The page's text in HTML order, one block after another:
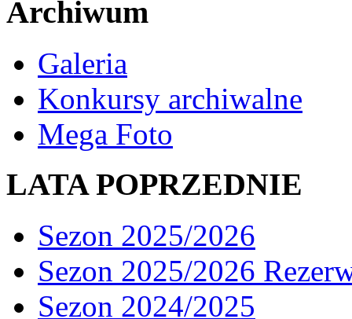
Archiwum
Galeria
Konkursy archiwalne
Mega Foto
LATA POPRZEDNIE
Sezon 2025/2026
Sezon 2025/2026
Sezon 2024/2025